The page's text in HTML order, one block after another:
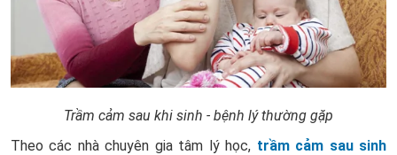
Trầm cảm sau khi sinh - bệnh lý thường gặp
Theo các nhà chuyên gia tâm lý học, trầm cảm sau sinh